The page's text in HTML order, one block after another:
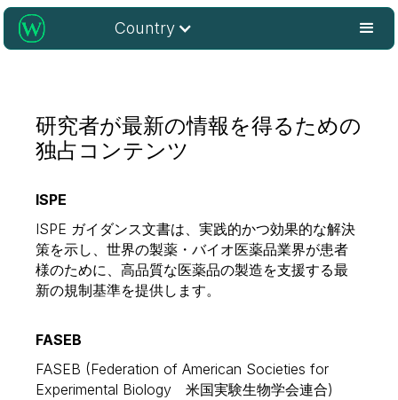
Country
研究者が最新の情報を得るための
独占コンテンツ
ISPE
ISPE ガイダンス文書は、実践的かつ効果的な解決
策を示し、世界の製薬・バイオ医薬品業界が患者
様のために、高品質な医薬品の製造を支援する最
新の規制基準を提供します。
FASEB
FASEB (Federation of American Societies for
Experimental Biology 米国実験生物学会連合)